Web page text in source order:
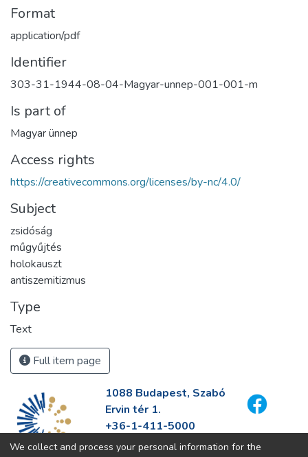
Format
application/pdf
Identifier
303-31-1944-08-04-Magyar-unnep-001-001-m
Is part of
Magyar ünnep
Access rights
https://creativecommons.org/licenses/by-nc/4.0/
Subject
zsidóság
műgyűjtés
holokauszt
antiszemitizmus
Type
Text
Full item page
1088 Budapest, Szabó
Ervin tér 1.
+36-1-411-5000
info@fszek.hu
We collect and process your personal information for the